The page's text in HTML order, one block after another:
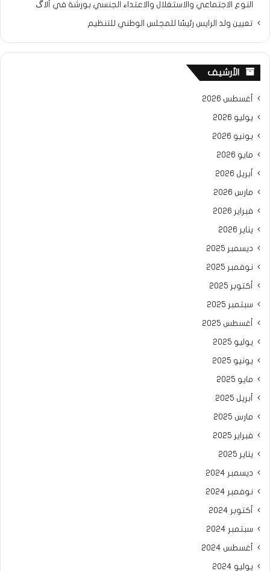
النوع الاجتماعي والاستغلال والاعتداء الجنسي بورشة في ألاگ
تعيين ولد الرايس رئيسًا للمجلس الوطني للتنظيم
الأرشيف
أغسطس 2026
يوليو 2026
يونيو 2026
مايو 2026
أبريل 2026
مارس 2026
فبراير 2026
يناير 2026
ديسمبر 2025
نوفمبر 2025
أكتوبر 2025
سبتمبر 2025
أغسطس 2025
يوليو 2025
يونيو 2025
مايو 2025
أبريل 2025
مارس 2025
فبراير 2025
يناير 2025
ديسمبر 2024
نوفمبر 2024
أكتوبر 2024
سبتمبر 2024
أغسطس 2024
يوليو 2024